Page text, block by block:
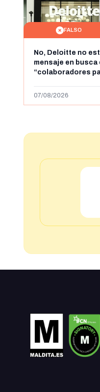
FALSO
No, Deloitte no
mensaje en busca
“colaboradores
1.000 euros al día:
07/08/2026